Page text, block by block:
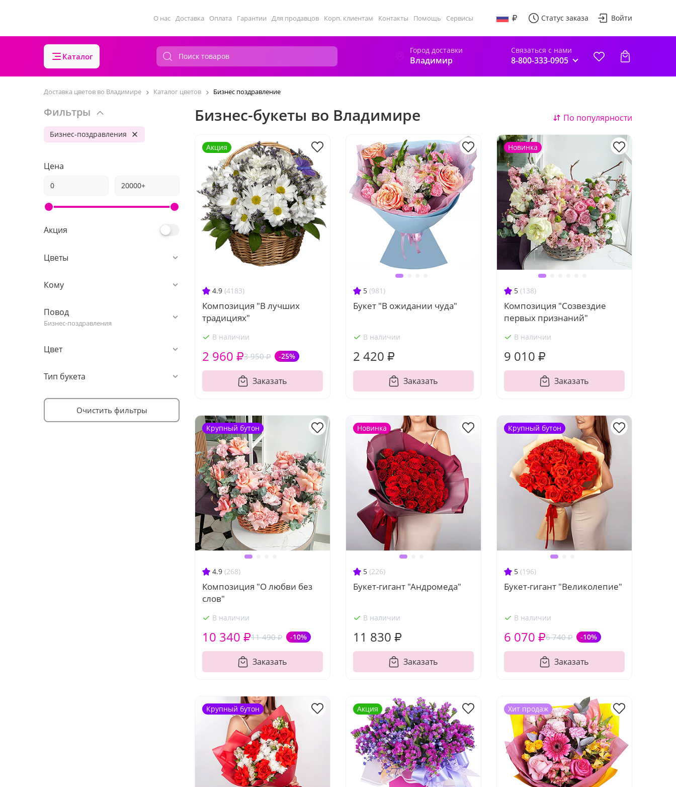
О нас Доставка Оплата Гарантии Для продавцов Корп. клиентам Контакты Помощь Сервисы Статус заказа Войти
Каталог
Город доставки
Владимир
Связаться с нами
8-800-333-0905
Доставка цветов во Владимире Каталог цветов Бизнес поздравление
Фильтры
Бизнес-поздравления
Цена
Акция
Цветы
Кому
Повод
Бизнес-поздравления
Цвет
Тип букета
Очистить фильтры
Бизнес-букеты во Владимире По популярности
4.9 (4183)
Композиция "В лучших
традициях"
В наличии
3 950 ₽ -25%
2 960 ₽
Заказать
Акция
5 (981)
Букет "В ожидании чуда"
В наличии
2 420 ₽
Заказать
5 (138)
Композиция "Созвездие
первых признаний"
В наличии
9 010 ₽
Заказать
Новинка
4.9 (268)
Композиция "О любви без
слов"
В наличии
11 490 ₽ -10%
10 340 ₽
Заказать
Крупный бутон
5 (226)
Букет-гигант "Андромеда"
В наличии
11 830 ₽
Заказать
Новинка
5 (196)
Букет-гигант "Великолепие"
В наличии
6 740 ₽ -10%
6 070 ₽
Заказать
Крупный бутон
Крупный бутон Акция Хит продаж